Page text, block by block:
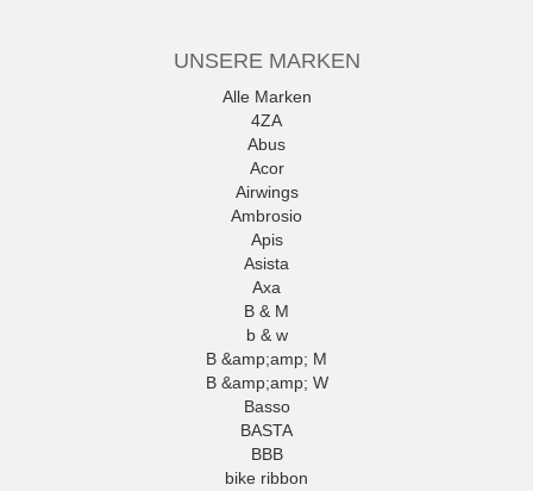
UNSERE MARKEN
Alle Marken
4ZA
Abus
Acor
Airwings
Ambrosio
Apis
Asista
Axa
B & M
b & w
B &amp;amp; M
B &amp;amp; W
Basso
BASTA
BBB
bike ribbon